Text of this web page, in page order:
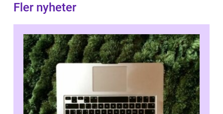
Fler nyheter